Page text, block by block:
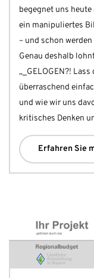
begegnet uns
ein manipuliertes
– und schon
Genau deshalb
„_GELOGEN?!
überraschend
und wie wir uns
kritisches Denken
Erfahren Sie